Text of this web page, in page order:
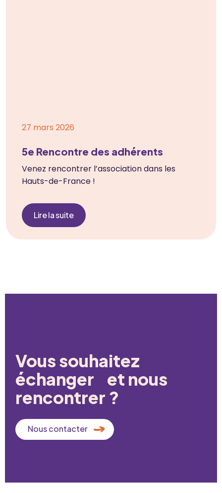
27 mars 2026
5e Rencontre des adhérents
Venez rencontrer l’association dans les
Hauts-de-France !
Lire la suite
Vous souhaitez
échanger et nous
rencontrer ?
Nous contacter